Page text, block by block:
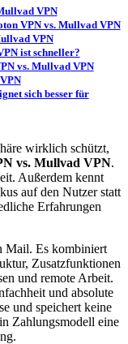
VPN
VPN vs. Mullvad VPN
VPN
ist schneller?
vs. Mullvad VPN
sich besser für
wirklich schützt,
vs. Mullvad VPN.
Außerdem kennt
auf den Nutzer statt
Erfahrungen
Mail. Es kombiniert
Zusatzfunktionen
und remote Arbeit.
und absolute
und speichert keine
Zahlungsmodell eine